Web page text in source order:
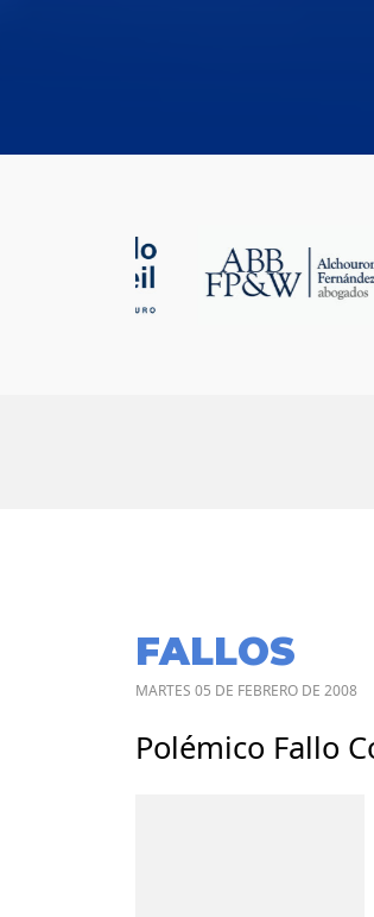
FALLOS
MARTES 05 DE FEBRERO DE 2008
Polémico Fallo